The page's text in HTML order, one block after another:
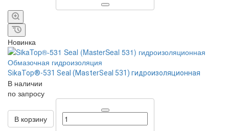
Новинка
Обмазочная гидроизоляция
SikaTop®-531 Seal (MasterSeal 531) гидроизоляционная
В наличии
по запросу
В корзину